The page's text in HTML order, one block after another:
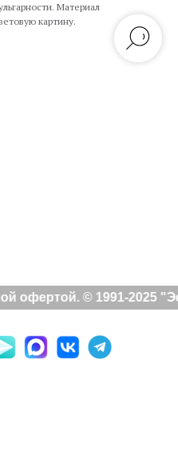
Материал
картину.
офертой. © 1991-2025